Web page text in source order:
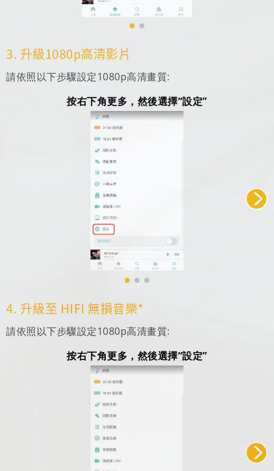
3. 升級1080p高清影片
請依照以下步驟設定1080p高清畫質:
按右下角更多，然後選擇“設定”
4. 升級至 HIFI 無損音樂*
請依照以下步驟設定1080p高清畫質:
按右下角更多，然後選擇“設定”